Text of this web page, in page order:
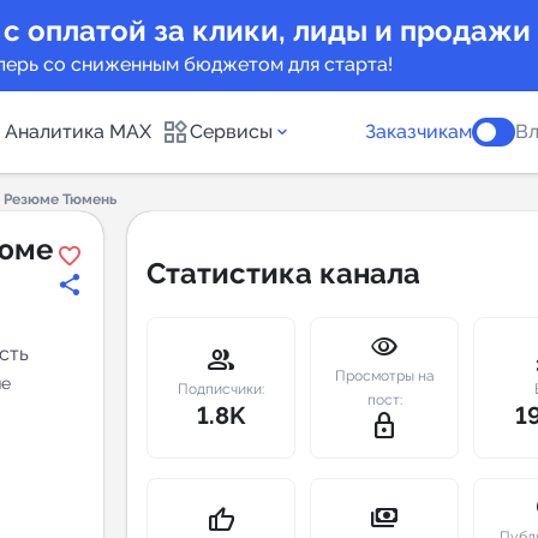
оплатой за клики, лиды и продажи
со сниженным бюджетом для старта!
Аналитика MAX Сервисы
Telegram
New
Заказчикам
Резюме Тюмень
Статистика канала
group
Подписчики:
1.8K
visibility
Просмотры на
пост:
lock_outline
thumb_up payments